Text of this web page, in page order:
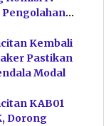
Kembali
Pastikan
Modal
KAB01
Dorong